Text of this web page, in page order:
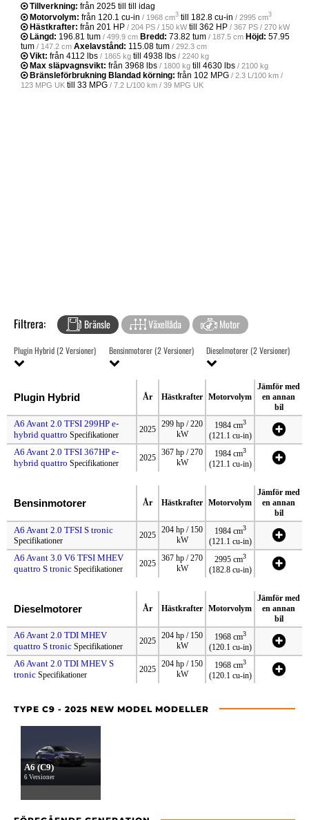
Tillverkning: från 2025 till till idag
Motorvolym: från 120.1 cu-in / 1968 cm3 till 182.8 cu-in / 2995 cm3
Hästkrafter: från 201 HP / 204 PS / 150 kWtill 362 HP / 367 PS / 270 kW
Längd: 196.81 tum / 499.9 cm Bredd: 73.82 tum / 187.5 cm Höjd: 57.95
tum / 147.2 cm Axelavstånd: 115.08 tum / 292.3 cm
Vikt: från 4112 lbs / 1865 kg till 4938 lbs / 2240 kg
Max släpvagnsvikt: från 3968 lbs / 1800 kg till 4630 lbs / 2100 kg
Bränsleförbrukning Blandad körning: från 102 MPG / 2.3 L/100 km /
123 MPG UK till 33 MPG / 7.2 L/100 km / 39 MPG UK
Filtrera: Bränsle Växellåda Motor
Plugin Hybrid (2 Versioner) Bensinmotorer (2 Versioner) Dieselmotorer (2 Versioner)
Plugin Hybrid År Hästkrafter Motorvolym
Jämför med
en annan
bil
A6 Avant 2.0 TFSI 299HP e-
hybrid quattro Specifikationer
2025
299 hp / 220
kW
1984 cm3
(121.1 cu-in)
A6 Avant 2.0 TFSI 367HP e-
hybrid quattro Specifikationer
2025
367 hp / 270
kW
1984 cm3
(121.1 cu-in)
Bensinmotorer År Hästkrafter Motorvolym
Jämför med
en annan
bil
A6 Avant 2.0 TFSI S tronic
Specifikationer
2025
204 hp / 150
kW
1984 cm3
(121.1 cu-in)
A6 Avant 3.0 V6 TFSI MHEV
quattro S tronic Specifikationer
2025
367 hp / 270
kW
2995 cm3
(182.8 cu-in)
Dieselmotorer År Hästkrafter Motorvolym
Jämför med
en annan
bil
A6 Avant 2.0 TDI MHEV
quattro S tronic Specifikationer
2025
204 hp / 150
kW
1968 cm3
(120.1 cu-in)
A6 Avant 2.0 TDI MHEV S
tronic Specifikationer
2025
204 hp / 150
kW
1968 cm3
(120.1 cu-in)
TYPE C9 - 2025 NEW MODEL MODELLER
A6 (C9)
6 Versioner